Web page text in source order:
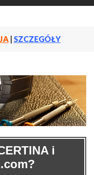
| SZCZEGÓŁY
i